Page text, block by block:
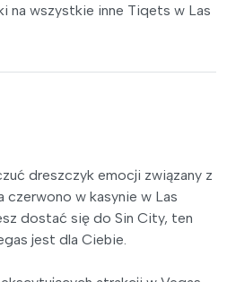
na wszystkie inne Tiqets w Las
dreszczyk emocji związany z
czerwono w kasynie w Las
dostać się do Sin City, ten
jest dla Ciebie.